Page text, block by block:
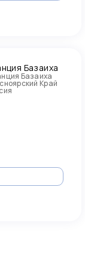
Базаиха
Базаиха
Край